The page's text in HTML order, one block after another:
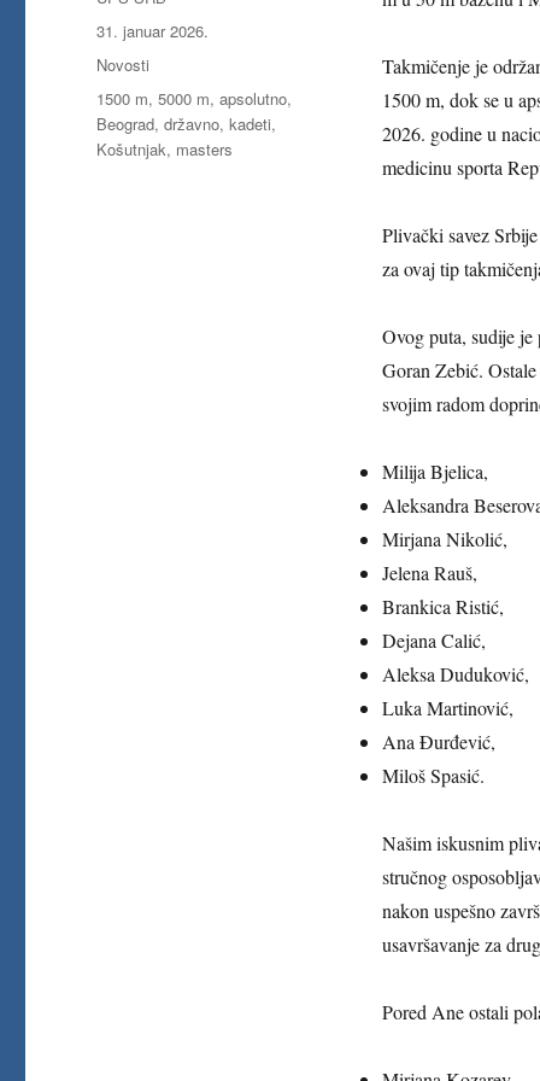
Takmičenje je
1500 m, dok se u
2026. godine u
medicinu sporta
Plivački savez
za ovaj tip
Ovog puta, sudije
Goran Zebić.
svojim radom
Milija Bjelica,
Aleksandra
Mirjana Nikolić,
Jelena Rauš,
Brankica Ristić,
Dejana Calić,
Aleksa Duduković,
Luka Martinović,
Ana Đurđević,
Miloš Spasić.
Našim iskusnim
stručnog
nakon uspešno
usavršavanje za
Pored Ane ostali
Objavljeno
31. januar 2026.
Kategorije
Novosti
Oznake
1500 m,5000 m,apsolutno,
Beograd,državno,kadeti,
Košutnjak, masters